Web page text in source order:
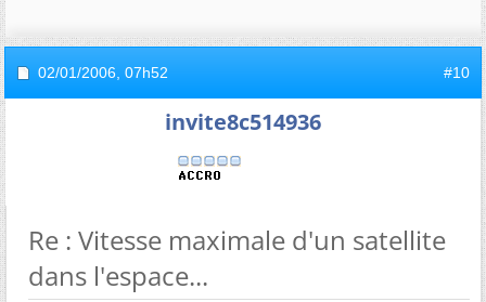
02/01/2006, 07h52 #10
invite8c514936
Re : Vitesse maximale d'un satellite
dans l'espace...